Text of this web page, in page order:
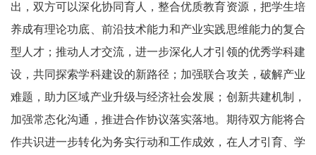
出，双方可以深化协同育人，整合优质教育资源，把学生培
养成有理论功底、前沿技术能力和产业实践思维能力的复合
型人才；推动人才交流，进一步深化人才引领的优秀学科建
设，共同探索学科建设的新路径；加强联合攻关，破解产业
难题，助力区域产业升级与经济社会发展；创新共建机制，
加强常态化沟通，推进合作协议落实落地。期待双方能将合
作共识进一步转化为务实行动和工作成效，在人才引育、学